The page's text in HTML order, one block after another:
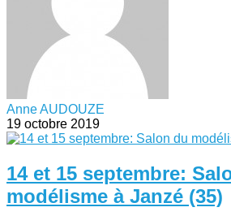
Anne AUDOUZE
19 octobre 2019
14 et 15 septembre:
modélisme à Janzé (35)